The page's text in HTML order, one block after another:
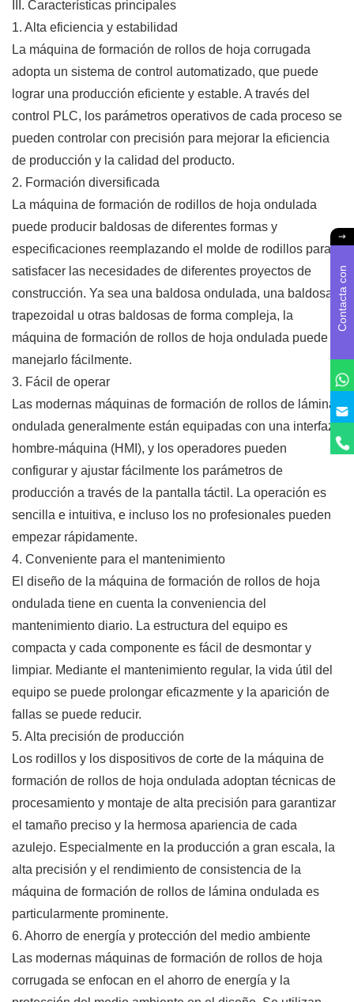
III. Características principales
1. Alta eficiencia y estabilidad
La máquina de formación de rollos de hoja corrugada
adopta un sistema de control automatizado, que puede
lograr una producción eficiente y estable. A través del
control PLC, los parámetros operativos de cada proceso se
pueden controlar con precisión para mejorar la eficiencia
de producción y la calidad del producto.
2. Formación diversificada
La máquina de formación de rodillos de hoja ondulada
puede producir baldosas de diferentes formas y
especificaciones reemplazando el molde de rodillos para
satisfacer las necesidades de diferentes proyectos de
construcción. Ya sea una baldosa ondulada, una baldosa
trapezoidal u otras baldosas de forma compleja, la
máquina de formación de rollos de hoja ondulada puede
manejarlo fácilmente.
3. Fácil de operar
Las modernas máquinas de formación de rollos de lámina
ondulada generalmente están equipadas con una interfaz
hombre-máquina (HMI), y los operadores pueden
configurar y ajustar fácilmente los parámetros de
producción a través de la pantalla táctil. La operación es
sencilla e intuitiva, e incluso los no profesionales pueden
empezar rápidamente.
4. Conveniente para el mantenimiento
El diseño de la máquina de formación de rollos de hoja
ondulada tiene en cuenta la conveniencia del
mantenimiento diario. La estructura del equipo es
compacta y cada componente es fácil de desmontar y
limpiar. Mediante el mantenimiento regular, la vida útil del
equipo se puede prolongar eficazmente y la aparición de
fallas se puede reducir.
5. Alta precisión de producción
Los rodillos y los dispositivos de corte de la máquina de
formación de rollos de hoja ondulada adoptan técnicas de
procesamiento y montaje de alta precisión para garantizar
el tamaño preciso y la hermosa apariencia de cada
azulejo. Especialmente en la producción a gran escala, la
alta precisión y el rendimiento de consistencia de la
máquina de formación de rollos de lámina ondulada es
particularmente prominente.
6. Ahorro de energía y protección del medio ambiente
Las modernas máquinas de formación de rollos de hoja
corrugada se enfocan en el ahorro de energía y la
C
o
n
t
a
c
t
a
c
o
n
n
o
s
o
t
r
o